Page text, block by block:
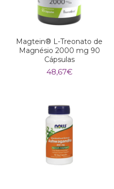
Magtein® L-Treonato de
Magnésio 2000 mg 90
Cápsulas
48,67€